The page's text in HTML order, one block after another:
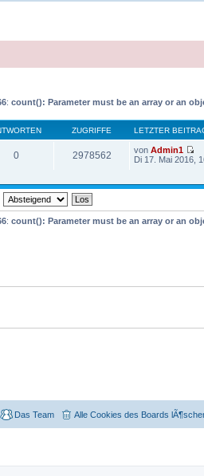
: count(): Parameter must be an array or an
ZUGRIFFE LETZTER
0 2978562 von Admin1
N
e
e
r
Di 17. Mai 2016,
: count(): Parameter must be an array or an
Alle Cookies des Boards
Das Team